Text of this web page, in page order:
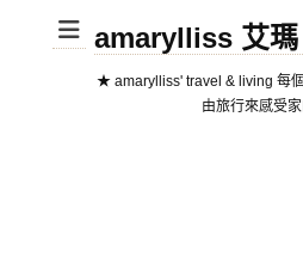
amarylliss 艾
★ amarylliss' travel & living 每
由旅行來感受家